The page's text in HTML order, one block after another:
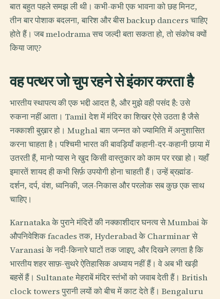
बात बहुत पहले समझ ली थी। कभी-कभी एक भावना को छह मिनट,
तीन बार पोशाक बदलना, बारिश और बीस backup dancers चाहिए
होते हैं। जब melodrama सच जल्दी बता सकता हो, तो संकोच क्यों
किया जाए?
वह पत्थर जो चुप रहने से इंकार करता है
भारतीय स्थापत्य की एक भद्दी आदत है, और मुझे वही पसंद है: उसे
रुकना नहीं आता। Tamil देश में मंदिर का शिखर ऐसे उठता है जैसे
नक्काशी बुख़ार हो। Mughal बाग़ जन्नत को ज्यामिति में अनुशासित
करना चाहता है। पश्चिमी भारत की बावड़ियाँ कहानी-दर-कहानी छाया में
उतरती हैं, मानो प्यास ने खुद किसी वास्तुकार को काम पर रखा हो। यहाँ
इमारतें शायद ही कभी सिर्फ़ उपयोगी होना चाहती हैं। उन्हें ब्रह्मांड-
दर्शन, दर्प, वंश, ध्वनिकी, जल-निकास और परलोक सब कुछ एक साथ
चाहिए।
Karnataka के पुराने मंदिरों की नक्काशीदार घनत्व से Mumbai के
औपनिवेशिक facades तक, Hyderabad के Charminar से
Varanasi के नदी-किनारे घाटों तक जाइए, और दिखने लगता है कि
भारतीय शहर साफ़-सुथरे ऐतिहासिक अध्याय नहीं हैं। वे अब भी खड़ी
बहसें हैं। Sultanate मेहराबें मंदिर स्तंभों को जवाब देती हैं। British
clock towers पुरानी लयों को बीच में काट देते हैं। Bengaluru